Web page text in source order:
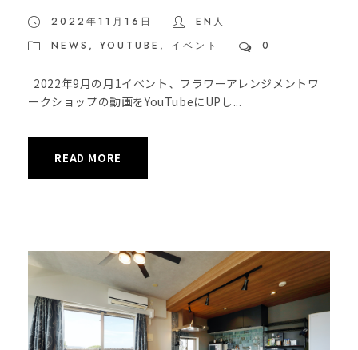
2022年11月16日
EN人
NEWS , YOUTUBE , イベント 0
2022年9月の月1イベント、フラワーアレンジメントワ
ークショップの動画をYouTubeにUPし...
READ MORE